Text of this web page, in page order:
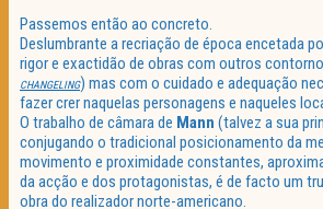
Passemos então ao concreto.
Deslumbrante a recriação de época encetada
rigor e exactidão de obras com outros
CHANGELING) mas com o cuidado e adequação
fazer crer naquelas personagens e naqueles
O trabalho de câmara de Mann (talvez a sua
conjugando o tradicional posicionamento da
movimento e proximidade constantes,
da acção e dos protagonistas, é de facto um
obra do realizador norte-americano.